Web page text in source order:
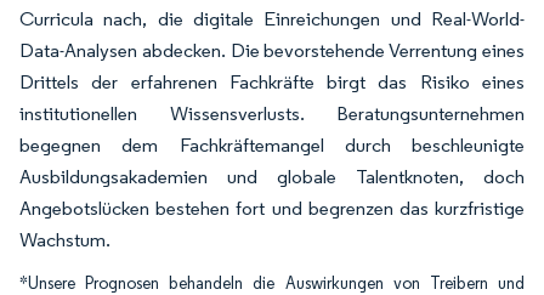
Curricula nach, die digitale Einreichungen und Real-World-
Data-Analysen abdecken. Die bevorstehende Verrentung eines
Drittels der erfahrenen Fachkräfte birgt das Risiko eines
institutionellen Wissensverlusts. Beratungsunternehmen
begegnen dem Fachkräftemangel durch beschleunigte
Ausbildungsakademien und globale Talentknoten, doch
Angebotslücken bestehen fort und begrenzen das kurzfristige
Wachstum.
*Unsere Prognosen behandeln die Auswirkungen von Treibern und